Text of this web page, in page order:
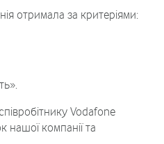
отримала за критеріями:
Vodafone
нашої компанії та